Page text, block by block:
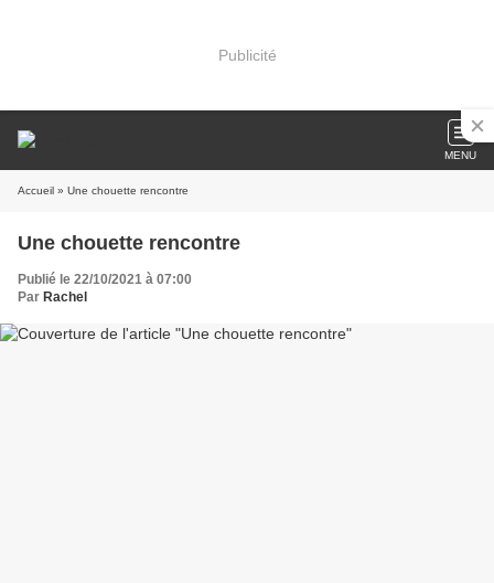
Publicité
MENU
Accueil » Une chouette rencontre
Une chouette rencontre
Publié le 22/10/2021 à 07:00
Par Rachel